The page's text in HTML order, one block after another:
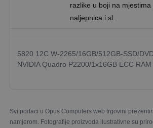
razlike u boji na mjestima
naljepnica i sl.
5820 12C W-2265/16GB/512GB-SSD/
NVIDIA Quadro P2200/1x16GB ECC RAM
Svi podaci u Opus Computers web trgovini
namjerom. Fotografije proizvoda ilustrativne su